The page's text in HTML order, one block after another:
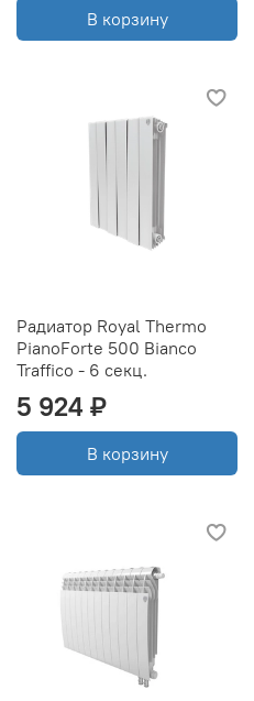
В корзину
Радиатор Royal Thermo
PianoForte 500 Bianco
Traffico - 6 секц.
5 924 ₽
В корзину